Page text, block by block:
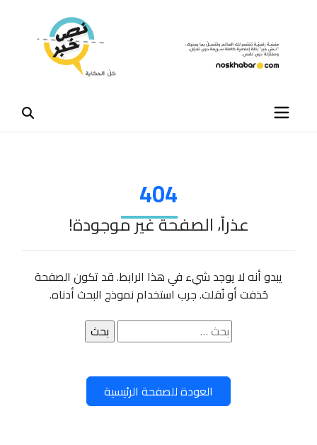
404
عذراً، الصفحة غير موجودة!
يبدو أنه لا يوجد شيء في هذا الرابط. قد تكون الصفحة
حُذفت أو نُقلت. جرب استخدام نموذج البحث أدناه.
البحث
عن:
العودة للصفحة الرئيسية